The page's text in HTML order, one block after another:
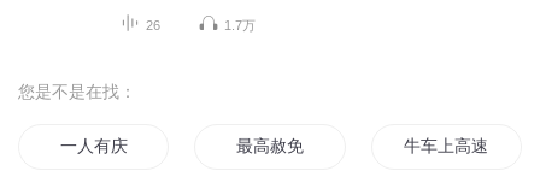
26 1.7万
您是不是在找：
一人有庆 最高赦免 牛车上高速